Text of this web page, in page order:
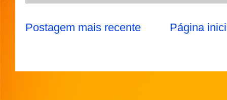
Postagem mais recente Página